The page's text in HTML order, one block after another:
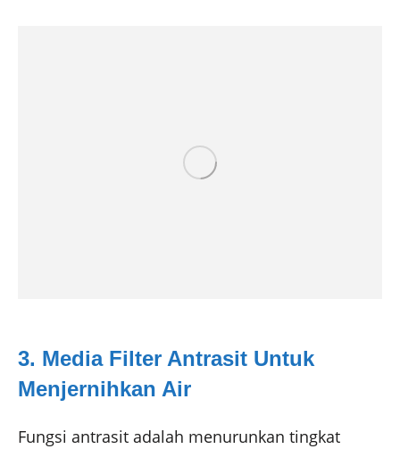
3. Media Filter Antrasit Untuk
Menjernihkan Air
Fungsi antrasit adalah menurunkan tingkat